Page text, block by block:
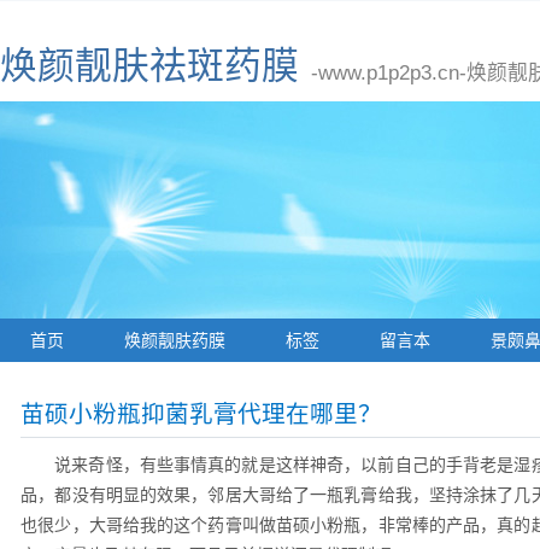
焕颜靓肤祛斑药膜 -www.p1p2p3.cn-焕颜靓
首页 焕颜靓肤药膜 标签 留言本 景颇
苗硕小粉瓶抑菌乳膏代理在哪里？
说来奇怪，有些事情真的就是这样神奇，以前自己的手背老是
品，都没有明显的效果，邻居大哥给了一瓶乳膏给我，坚持涂抹了
也很少，大哥给我的这个药膏叫做苗硕小粉瓶，非常棒的产品，真